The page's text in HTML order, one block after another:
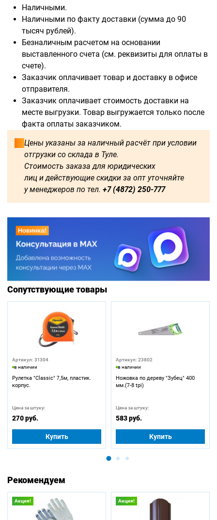
Наличными.
Наличными по факту доставки (сумма до 90
тысяч рублей).
Безналичным расчетом на основании
выставленного счета (см. реквизиты для оплаты в
счете).
Заказчик оплачивает товар и доставку в офисе
отправителя.
Заказчик оплачивает стоимость доставки на
месте выгрузки. Товар выгружается только после
факта оплаты заказчиком.
Цены указаны за наличный расчёт при условии
отгрузки со склада в Туле.
Стоимость заказа для юридических
лиц и действующие скидки за опт уточняйте
у менеджеров по тел. +7 (4872) 250-777
Сопутствующие товары
Артикул: 31304
в наличии
Рулетка "Classic" 7,5м, пластик.
корпус.
Цена за штуку:
270 руб.
Купить
Артикул: 23802
в наличии
Ножовка по дереву "Зубец" 400
мм.(7-8 tpi)
Цена за штуку:
583 руб.
Купить
Рекомендуем
Акция! Акция!